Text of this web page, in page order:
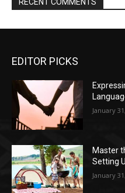
EDITOR PICKS
January
Master
Setting
January